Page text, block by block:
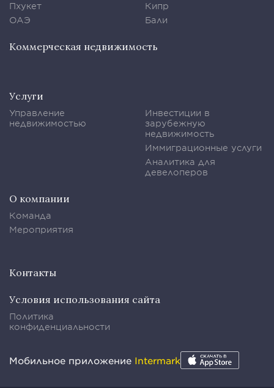
Пхукет
ОАЭ
Кипр
Бали
Коммерческая недвижимость
Услуги
Управление
недвижимостью
Инвестиции в
зарубежную
недвижимость
Иммиграционные услуги
Аналитика для
девелоперов
О компании
Команда
Мероприятия
Контакты
Условия использования сайта
Политика
конфиденциальности
Мобильное приложение Intermark